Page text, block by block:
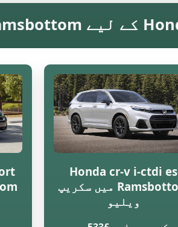
Honda cr-v i-ctdi es
Ramsbottom میں سکریپ
ویلیو